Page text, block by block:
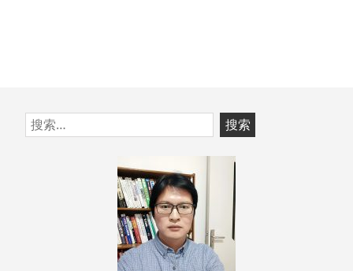
跳
至
搜
索：